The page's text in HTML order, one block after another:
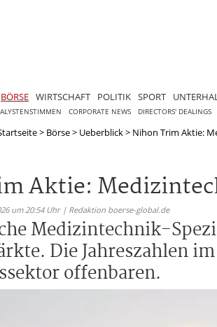
BÖRSE WIRTSCHAFT POLITIK SPORT
CORPORATE NEWS DIRECTORS' DEALINGS
> Börse> Ueberblick> Nihon Trim Aktie:
Aktie:
um 20:54 Uhr | Redaktion boerse-global.de
Medizintechnik-
Die Jahreszahlen
offenbaren.